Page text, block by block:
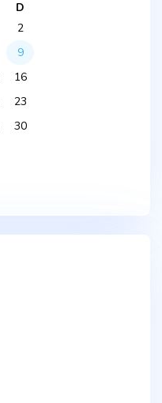
D
2
9
16
23
30